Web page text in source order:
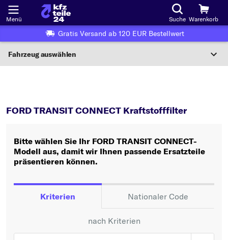
Menü Suche Warenkorb
Gratis Versand ab 120 EUR Bestellwert
Fahrzeug auswählen
Wo finde ich die?
Oder
Oder Fahrzeugauswahl nach Kriterien:
Hersteller wählen
Typ wählen
FORD TRANSIT CONNECT Kraftstofffilter
Bitte wählen Sie Ihr FORD TRANSIT CONNECT-
Modell aus, damit wir Ihnen passende Ersatzteile
präsentieren können.
Kriterien Nationaler Code
nach Kriterien